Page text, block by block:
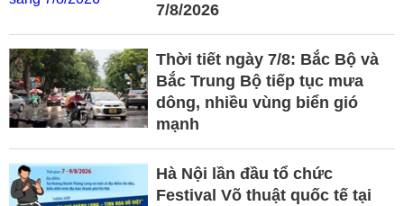
7/8/2026
Thời tiết ngày 7/8: Bắc Bộ và
Bắc Trung Bộ tiếp tục mưa
dông, nhiều vùng biển gió
mạnh
Hà Nội lần đầu tổ chức
Festival Võ thuật quốc tế tại